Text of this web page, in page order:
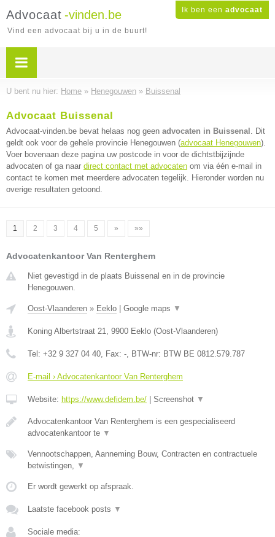
Ik ben een advocaat
Advocaat -vinden.be
Vind een advocaat bij u in de buurt!
U bent nu hier: Home » Henegouwen » Buissenal
Advocaat Buissenal
Advocaat-vinden.be bevat helaas nog geen advocaten in Buissenal . Dit
geldt ook voor de gehele provincie Henegouwen (advocaat Henegouwen).
Voer bovenaan deze pagina uw postcode in voor de dichtstbijzijnde
advocaten of ga naar direct contact met advocaten om via één e-mail in
contact te komen met meerdere advocaten tegelijk. Hieronder worden nu
overige resultaten getoond.
1 2 3 4 5 » »»
Advocatenkantoor Van Renterghem
Niet gevestigd in de plaats Buissenal en in de provincie
Henegouwen.
Oost-Vlaanderen » Eeklo Google maps ▼
Koning Albertstraat 21, 9900 Eeklo (Oost-Vlaanderen)
Tel: +32 9 327 04 40, Fax: -, BTW-nr: BTW BE 0812.579.787
E-mail › Advocatenkantoor Van Renterghem
Website: https://www.defidem.be/ Screenshot ▼
Advocatenkantoor Van Renterghem is een gespecialiseerd
advocatenkantoor te ▼
Vennootschappen, Aanneming Bouw, Contracten en contractuele
betwistingen, ▼
Er wordt gewerkt op afspraak.
Laatste facebook posts ▼
Sociale media: